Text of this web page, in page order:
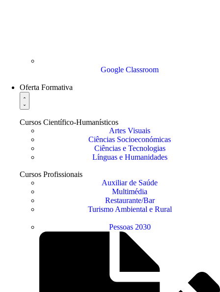
Google Classroom
Oferta Formativa
Cursos Científico-Humanísticos
Artes Visuais
Ciências Socioeconómicas
Ciências e Tecnologias
Línguas e Humanidades
Cursos Profissionais
Auxiliar de Saúde
Multimédia
Restaurante/Bar
Turismo Ambiental e Rural
Pessoas 2030